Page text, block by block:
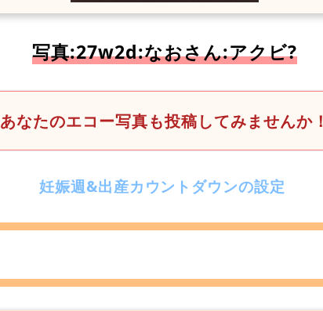
写真:27w2d:なおさん:アクビ?
あなたのエコー写真も投稿してみませんか！
妊娠週&出産カウントダウンの設定